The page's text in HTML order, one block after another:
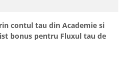
contul tau din Academie si
bonus pentru Fluxul tau de